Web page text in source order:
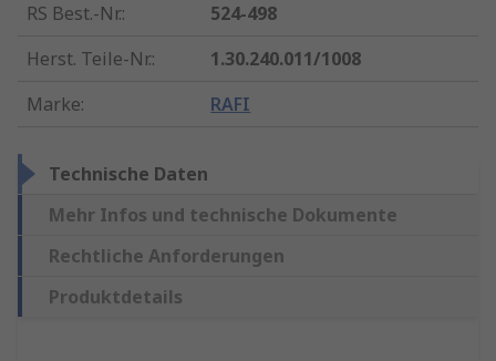
RS Best.-Nr.:
524-498
Herst. Teile-Nr.:
1.30.240.011/1008
Marke: RAFI
Technische Daten
Mehr Infos und technische Dokumente
Rechtliche Anforderungen
Produktdetails